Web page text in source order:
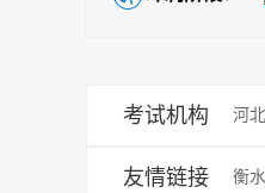
考试机构 河
友情链接 衡